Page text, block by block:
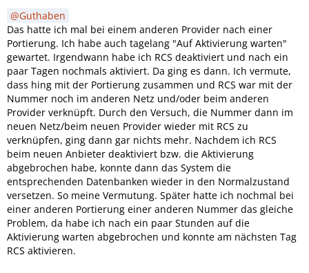
Guthaben
Das hatte ich mal bei einem anderen Provider nach einer
Portierung. Ich habe auch tagelang "Auf Aktivierung warten"
gewartet. Irgendwann habe ich RCS deaktiviert und nach ein
paar Tagen nochmals aktiviert. Da ging es dann. Ich vermute,
dass hing mit der Portierung zusammen und RCS war mit der
Nummer noch im anderen Netz und/oder beim anderen
Provider verknüpft. Durch den Versuch, die Nummer dann im
neuen Netz/beim neuen Provider wieder mit RCS zu
verknüpfen, ging dann gar nichts mehr. Nachdem ich RCS
beim neuen Anbieter deaktiviert bzw. die Aktivierung
abgebrochen habe, konnte dann das System die
entsprechenden Datenbanken wieder in den Normalzustand
versetzen. So meine Vermutung. Später hatte ich nochmal bei
einer anderen Portierung einer anderen Nummer das gleiche
Problem, da habe ich nach ein paar Stunden auf die
Aktivierung warten abgebrochen und konnte am nächsten Tag
RCS aktivieren.